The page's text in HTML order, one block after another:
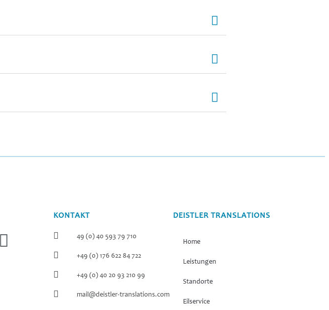
KONTAKT
49 (0) 40 593 79 710
+49 (0) 176 622 84 722
+49 (0) 40 20 93 210 99
mail@deistler-translations.com
DEISTLER TRANSLATIONS
Home
Leistungen
Standorte
Eilservice